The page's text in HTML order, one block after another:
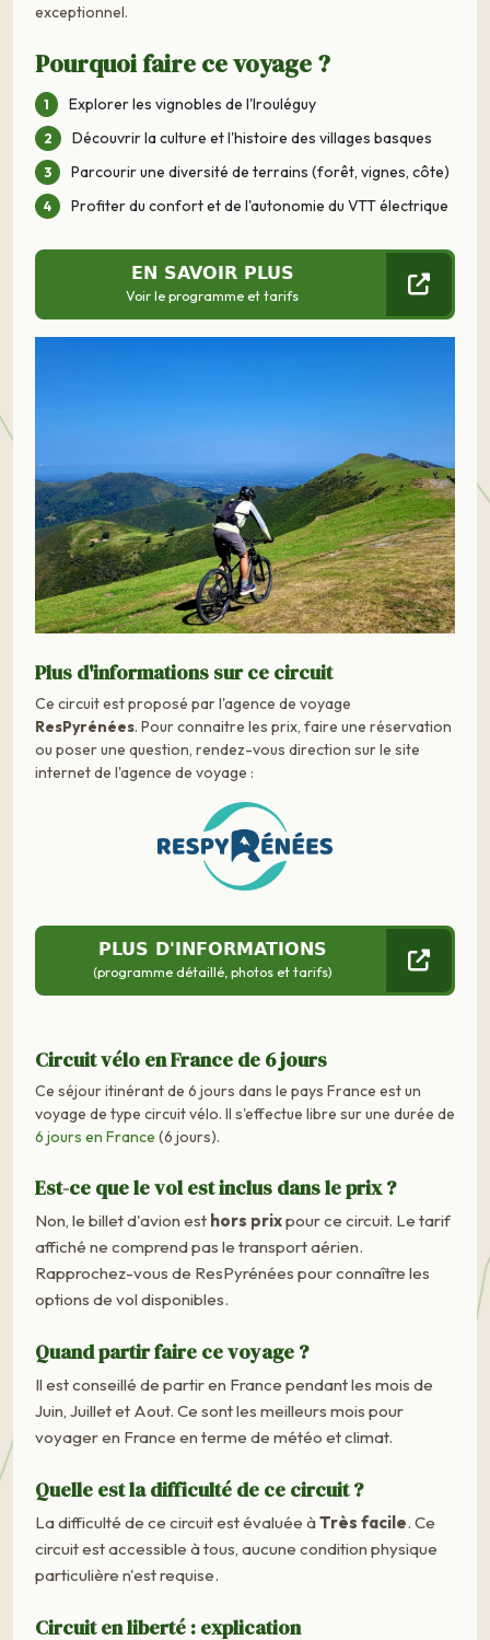
exceptionnel.
Pourquoi faire ce voyage ?
Explorer les vignobles de l'Irouléguy
Découvrir la culture et l'histoire des villages basques
Parcourir une diversité de terrains (forêt, vignes, côte)
Profiter du confort et de l'autonomie du VTT électrique
EN SAVOIR PLUS
Voir le programme et tarifs
Plus d'informations sur ce circuit
Ce circuit est proposé par l'agence de voyage
ResPyrénées. Pour connaitre les prix, faire une réservation
ou poser une question, rendez-vous direction sur le site
internet de l'agence de voyage :
PLUS D'INFORMATIONS
(programme détaillé, photos et tarifs)
Circuit vélo en France de 6 jours
Ce séjour itinérant de 6 jours dans le pays France est un
voyage de type circuit vélo. Il s'effectue libre sur une durée de
6 jours en France (6 jours).
Est-ce que le vol est inclus dans le prix ?
Non, le billet d'avion est hors prixpour ce circuit. Le tarif
affiché ne comprend pas le transport aérien.
Rapprochez-vous de ResPyrénées pour connaître les
options de vol disponibles.
Quand partir faire ce voyage ?
Il est conseillé de partir en France pendant les mois de
Juin, Juillet et Aout. Ce sont les meilleurs mois pour
voyager en France en terme de météo et climat.
Quelle est la difficulté de ce circuit ?
La difficulté de ce circuit est évaluée àTrès facile. Ce
circuit est accessible à tous, aucune condition physique
particulière n'est requise.
Circuit en liberté : explication